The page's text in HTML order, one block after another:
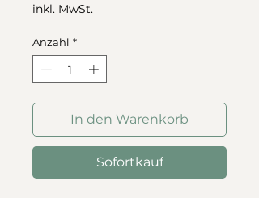
inkl. MwSt.
Anzahl *
In den Warenkorb
Sofortkauf